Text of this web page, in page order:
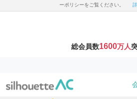
ーポリシーをご覧ください。
総会員数1600万人